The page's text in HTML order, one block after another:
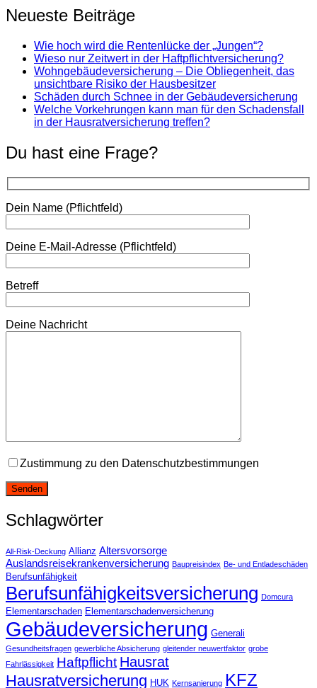
Neueste Beiträge
Wie hoch wird die Rentenlücke der „Jungen“?
Wieso nur Zeitwert in der Haftpflichtversicherung?
Wohngebäudeversicherung – Die Obliegenheit, das
unsichtbare Risiko der Hausbesitzer
Schäden durch Schnee in der Gebäudeversicherung
Welche Vorkehrungen kann man für den Schadensfall
in der Hausratversicherung treffen?
Du hast eine Frage?
Dein Name (Pflichtfeld)
Deine E-Mail-Adresse (Pflichtfeld)
Betreff
Deine Nachricht
Zustimmung zu den Datenschutzbestimmungen
Schlagwörter
All-Risk-Deckung Allianz Altersvorsorge
Auslandsreisekrankenversicherung Baupreisindex Be- und Entladeschäden
Berufsunfähigkeit
Berufsunfähigkeitsversicherung Domcura
Elementarschaden Elementarschadenversicherung
Gebäudeversicherung Generali
Gesundheitsfragen gewerbliche Absicherung gleitender neuwertfaktor grobe
Fahrlässigkeit Haftpflicht Hausrat
Hausratversicherung HUK Kernsanierung KFZ